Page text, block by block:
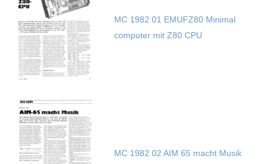
MC 1982 01 EMUFZ80 Minimal
computer mit Z80 CPU
MC 1982 02 AIM 65 macht Musik